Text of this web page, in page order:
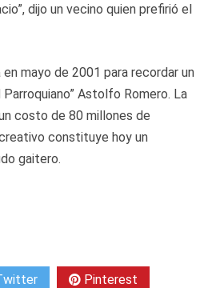
dijo un vecino quien prefirió el
mayo de 2001 para recordar un
Astolfo Romero. La
costo de 80 millones de
constituye hoy un
gaitero.
Pinterest